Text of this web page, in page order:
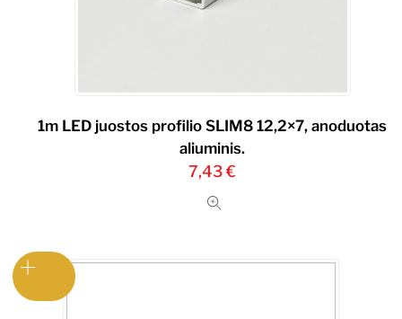
1m LED juostos profilio SLIM8 12,2×7, anoduotas
aliuminis.
7,43€